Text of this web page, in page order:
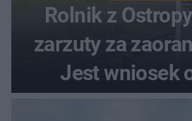
Rolnik z
zarzuty za
Jest wniosek